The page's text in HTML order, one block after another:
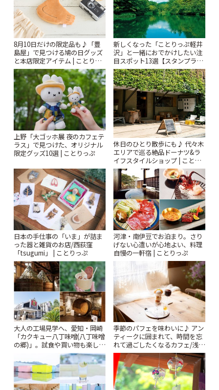
8月10日だけの限定品も♪「豊
島屋」で見つける鳩の日グッズ
と本店限定アイテム | ことりっ
ぷ
新しくなった「ことりっぷ軽井
沢」と一緒におでかけしたい注
目スポット13選【スタンプラリ
ー開催中】 | ことりっぷ
上野「大ゴッホ展 夜のカフェテ
ラス」で見つけた、オリジナル
限定グッズ10選 | ことりっぷ
休日のひとり散歩にも♪ 代々木
エリアで巡る絶品ドーナツ&ラ
イフスタイルショップ | ことり
っぷ
日本の手仕事の「いま」が詰ま
った器と雑貨のお店/西荻窪
「tsugumi」 | ことりっぷ
河津・南伊豆でお泊まり。さり
げない心遣いが心地よい、料理
自慢の一軒宿 | ことりっぷ
大人の工場見学へ、愛知・岡崎
「カクキュー八丁味噌(八丁味噌
の郷)」。試食や買い物も楽しみ
季節のパフェを味わいに♪ アン
ティークに囲まれて、時間を忘
れて過ごしたくなるカフェ/浅草
「annorum cafe」 | ことりっぷ